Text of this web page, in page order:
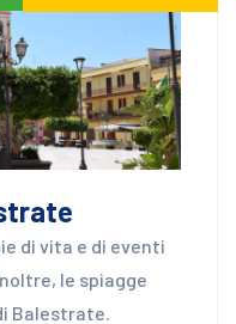
di vita e di eventi
le spiagge
Balestrate.